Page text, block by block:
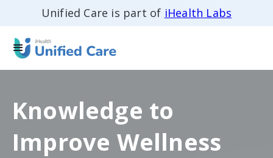
Unified Care is part of iHealth Labs
Knowledge to
Improve Wellness